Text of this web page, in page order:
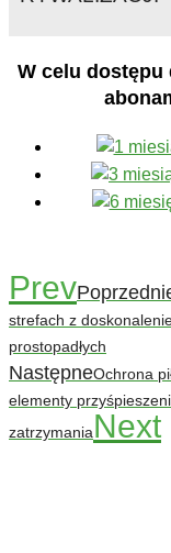
W celu
Prev
strefach z
prostopadłych
NastępneOchrona
elementy
zatrzymaniaNext